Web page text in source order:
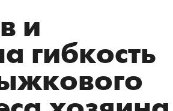
и
гибкость